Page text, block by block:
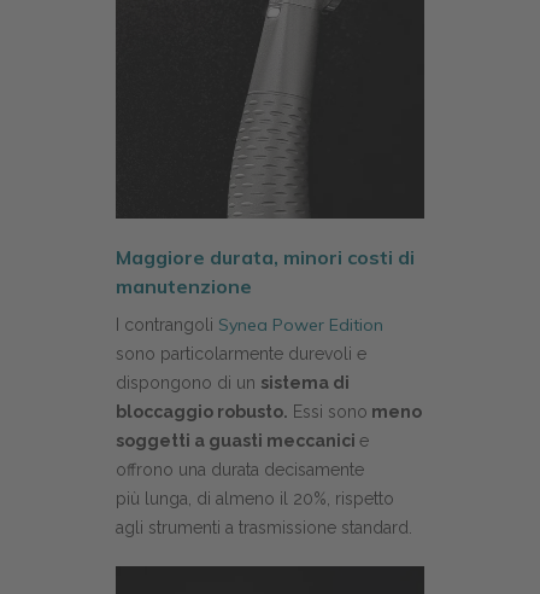
Maggiore durata, minori costi di
manutenzione
I contrangoli Synea Power Edition
sono particolarmente durevoli e
dispongono di un sistema di
bloccaggio robusto. Essi sono meno
soggetti a guasti meccanici e
offrono una durata decisamente
più lunga, di almeno il 20%, rispetto
agli strumenti a trasmissione standard.